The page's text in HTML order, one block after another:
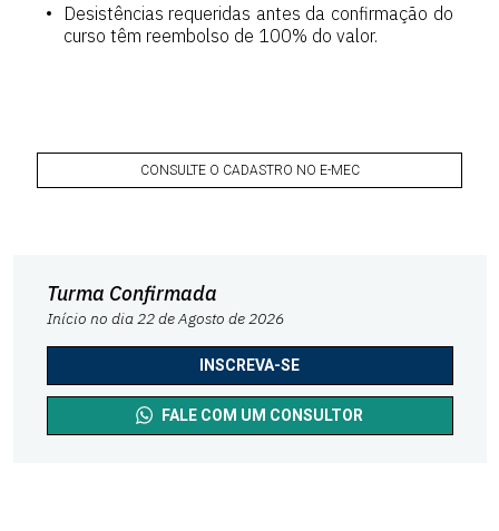
Desistências requeridas antes da confirmação do
curso têm reembolso de 100% do valor.
CONSULTE O CADASTRO NO E-MEC
Turma Confirmada
Início no dia 22 de Agosto de 2026
INSCREVA-SE
FALE COM UM CONSULTOR